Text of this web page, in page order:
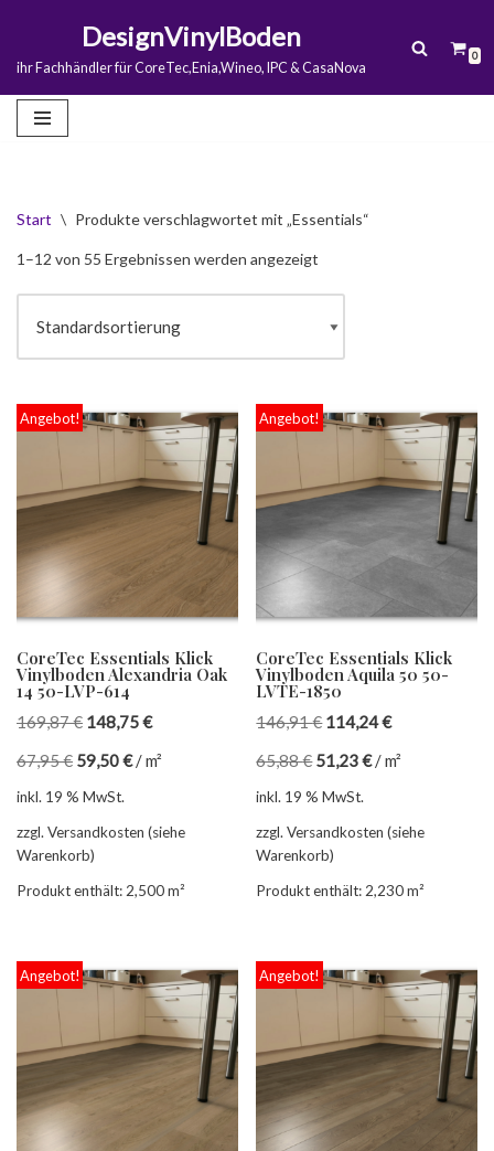
Zum
springen
DesignVinylBoden
ihr Fachhändler für CoreTec,Enia,Wineo, IPC & CasaNova
0
Start \ Produkte verschlagwortet mit „Essentials“
1–12 von 55 Ergebnissen werden angezeigt
Angebot!
CoreTec Essentials Klick
Vinylboden Alexandria Oak
14 50-LVP-614
169,87€ 148,75€
67,95€ 59,50€/m²
inkl. 19 % MwSt.
zzgl. Versandkosten (siehe
Warenkorb)
Produkt enthält: 2,500m²
Angebot!
CoreTec Essentials Klick
Vinylboden Aquila 50 50-
LVTE-1850
146,91€ 114,24€
65,88€ 51,23€/m²
inkl. 19 % MwSt.
zzgl. Versandkosten (siehe
Warenkorb)
Produkt enthält: 2,230m²
Angebot! Angebot!